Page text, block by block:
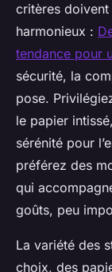
critères
harmonieux :
tendance pour
sécurité, la
pose.
le papier
sérénité pour
préférez des
qui
goûts, peu
La variété des
choix, des